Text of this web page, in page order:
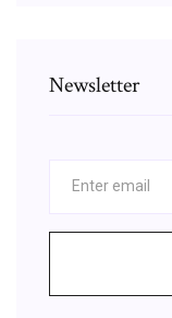
Newsletter